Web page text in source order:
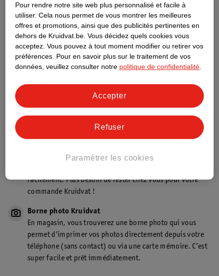
Découvrez dès maintenant l’impact
de marque Kruidvat préférés !
Aussi dans ce magasin
Point de retrait Kruidvat.be
facilement. Plus besoin de rester chez vous pour votre
commande Kruidvat !
Borne photo Kruidvat
En magasin, vous trouverez une borne photo qui vous
permet d’imprimer vos photos directement depuis votre
téléphone (sans contact) ou via une carte mémoire. C’est
super facile et prêt immédiatement.
Pour rendre notre site web plus personnalisé et facile à
utiliser. Cela nous permet de vous montrer les meilleures
offres et promotions, ainsi que des publicités pertinentes en
dehors de Kruidvat.be. Vous décidez quels cookies vous
acceptez. Vous pouvez à tout moment modifier ou retirer vos
préférences. Pour en savoir plus sur le traitement de vos
données, veuillez consulter notre politique de confidentialité.
Paramétrer les cookies
Refuser
Accepter